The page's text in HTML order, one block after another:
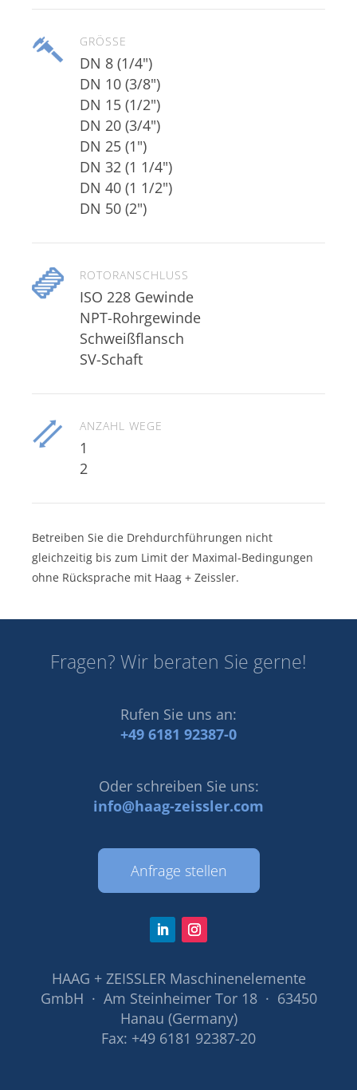
GRÖSSE
DN 8 (1/4")
DN 10 (3/8")
DN 15 (1/2")
DN 20 (3/4")
DN 25 (1")
DN 32 (1 1/4")
DN 40 (1 1/2")
DN 50 (2")
ROTORANSCHLUSS
ISO 228 Gewinde
NPT-Rohrgewinde
Schweißflansch
SV-Schaft
ANZAHL WEGE
1
2
Betreiben Sie die Drehdurchführungen nicht
gleichzeitig bis zum Limit der Maximal-Bedingungen
ohne Rücksprache mit Haag + Zeissler.
Fragen? Wir beraten Sie gerne!
Rufen Sie uns an:
+49 6181 92387-0
Oder schreiben Sie uns:
info@haag-zeissler.com
Anfrage stellen
HAAG + ZEISSLER Maschinenelemente
GmbH · Am Steinheimer Tor 18 · 63450
Hanau (Germany)
Fax: +49 6181 92387-20